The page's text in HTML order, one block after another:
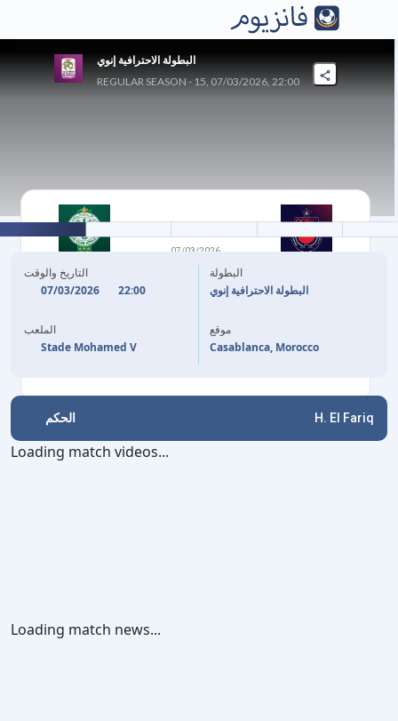
البطولة الاحترافية إنوي
REGULAR SEASON - 15, 07/03/2026, 22:00
الرجاء الرياضي
07/03/2026
77' MOHAMED BOULACSOUT
التاريخ والوقت
07/03/2026
22:00
الملعب
Stade Mohamed V
البطولة
البطولة الاحترافية إنوي
موقع
Casablanca, Morocco
الحكم H. El Fariq
Loading match videos...
Loading match news...